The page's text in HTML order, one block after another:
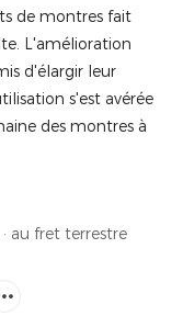
de montres fait
L'amélioration
d'élargir leur
s'est avérée
des montres à
au fret terrestre